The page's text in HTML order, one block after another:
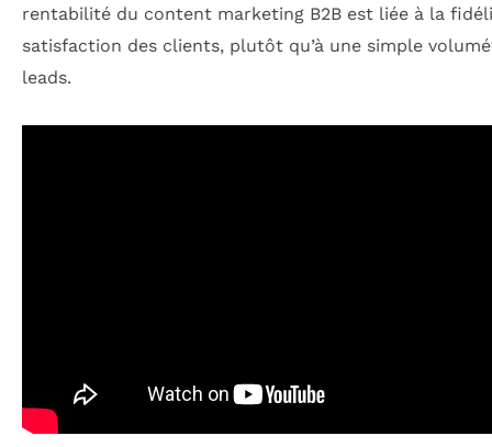
rentabilité du content marketing B2B est liée à la
satisfaction des clients, plutôt qu’à une simple
leads.